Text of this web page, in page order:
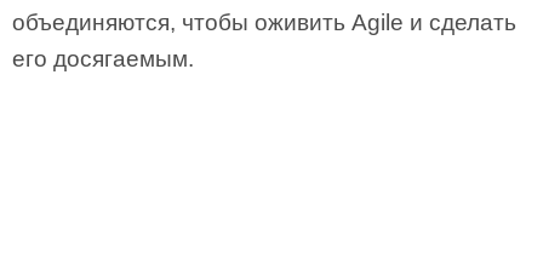
объединяются, чтобы оживить Agile и сделать
его досягаемым.